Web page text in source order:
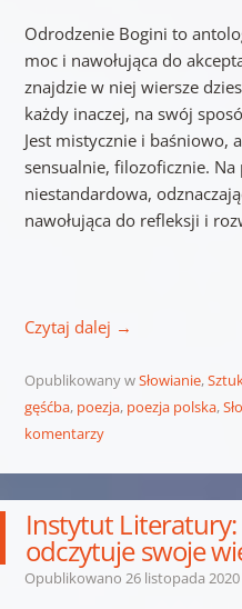
Odrodzenie Bogini to
moc i nawołująca do
znajdzie w niej wiersze
każdy inaczej, na swój
Jest mistycznie i baśniowo,
sensualnie, filozoficznie.
niestandardowa,
nawołująca do refleksji i
Czytaj dalej →
Opublikowany wSłowianie,
gęśćba, poezja, poezja polska,
komentarzy
Instytut Literatury:
odczytuje swoje
Opublikowano 26 listopada 2020